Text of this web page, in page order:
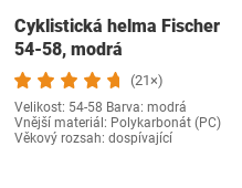
Cyklistická helma Fischer
54-58, modrá
(21×)
Velikost: 54-58 Barva: modrá
Vnější materiál: Polykarbonát (PC)
Věkový rozsah: dospívající